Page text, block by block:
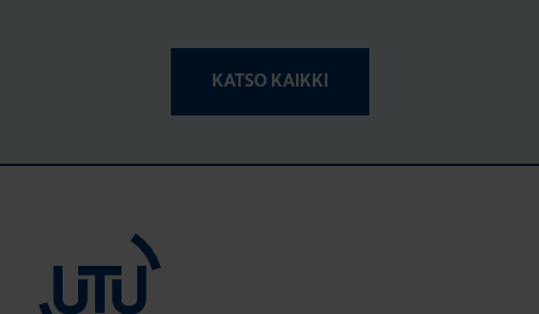
KATSO KAIKKI